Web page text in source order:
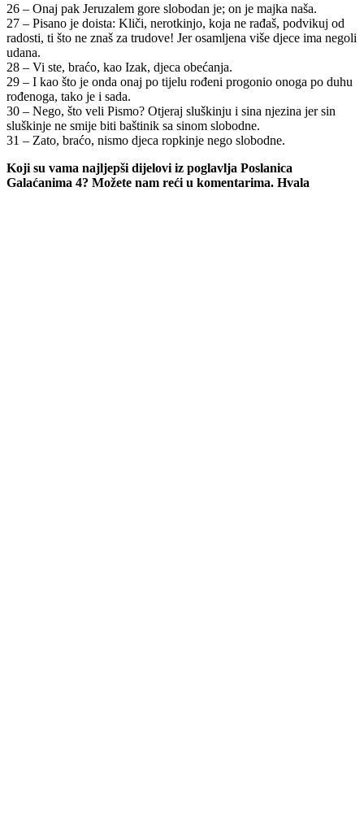
26 – Onaj pak Jeruzalem gore slobodan je; on je majka naša.
27 – Pisano je doista: Kliči, nerotkinjo, koja ne rađaš, podvikuj od
radosti, ti što ne znaš za trudove! Jer osamljena više djece ima negoli
udana.
28 – Vi ste, braćo, kao Izak, djeca obećanja.
29 – I kao što je onda onaj po tijelu rođeni progonio onoga po duhu
rođenoga, tako je i sada.
30 – Nego, što veli Pismo? Otjeraj sluškinju i sina njezina jer sin
sluškinje ne smije biti baštinik sa sinom slobodne.
31 – Zato, braćo, nismo djeca ropkinje nego slobodne.
Koji su vama najljepši dijelovi iz poglavlja Poslanica
Galaćanima 4? Možete nam reći u komentarima. Hvala